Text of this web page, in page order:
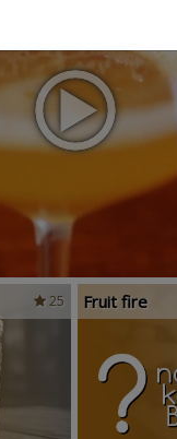
25 Fruit fire